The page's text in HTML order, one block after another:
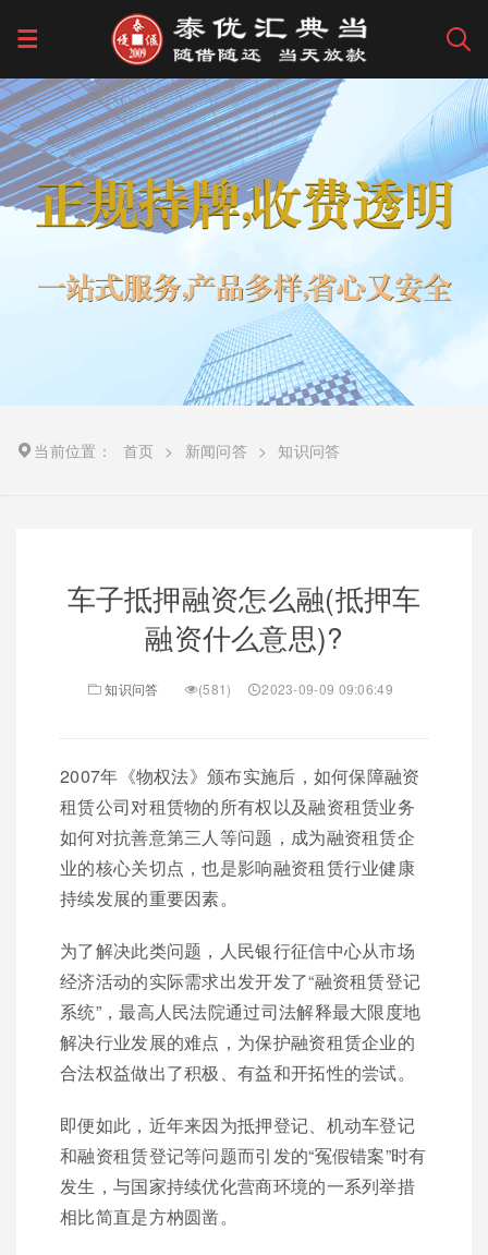
当前位置： 首页 > 新闻问答 > 知识问答
车子抵押融资怎么融(抵押车
融资什么意思)?
知识问答 (581) 2023-09-09 09:06:49
2007年《物权法》颁布实施后，如何保障融资
租赁公司对租赁物的所有权以及融资租赁业务
如何对抗善意第三人等问题，成为融资租赁企
业的核心关切点，也是影响融资租赁行业健康
持续发展的重要因素。
为了解决此类问题，人民银行征信中心从市场
经济活动的实际需求出发开发了“融资租赁登记
系统”，最高人民法院通过司法解释最大限度地
解决行业发展的难点，为保护融资租赁企业的
合法权益做出了积极、有益和开拓性的尝试。
即便如此，近年来因为抵押登记、机动车登记
和融资租赁登记等问题而引发的“冤假错案”时有
发生，与国家持续优化营商环境的一系列举措
相比简直是方枘圆凿。